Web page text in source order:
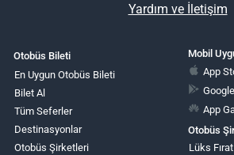
Yardım ve İletişim
Otobüs Bileti
En Uygun Otobüs Bileti
Bilet Al
Tüm Seferler
Destinasyonlar
Otobüs Şirketleri
Mobil
App
App
Otobüs
Lüks